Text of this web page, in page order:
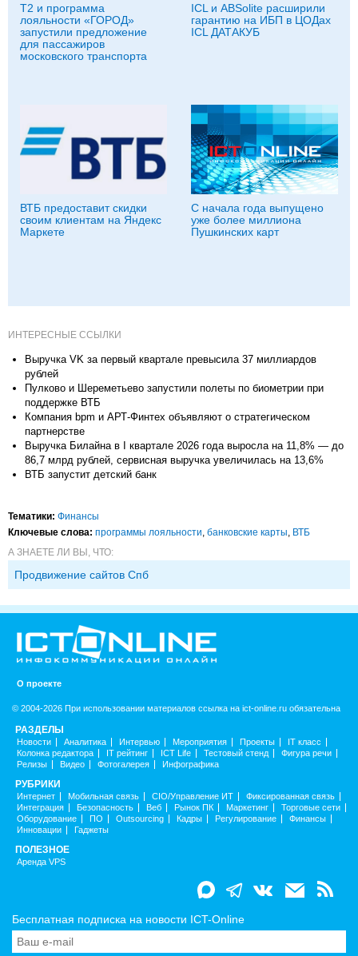
Т2 и программа
лояльности «ГОРОД»
запустили предложение
для пассажиров
московского транспорта
ICL и ABSolite расширили
гарантию на ИБП в ЦОДах
ICL ДАТАКУБ
ВТБ предоставит скидки
своим клиентам на Яндекс
Маркете
С начала года выпущено
уже более миллиона
Пушкинских карт
ИНТЕРЕСНЫЕ ССЫЛКИ
Выручка VK за первый квартале превысила 37 миллиардов
рублей
Пулково и Шереметьево запустили полеты по биометрии при
поддержке ВТБ
Компания bpm и АРТ-Финтех объявляют о стратегическом
партнерстве
Выручка Билайна в I квартале 2026 года выросла на 11,8% — до
86,7 млрд рублей, сервисная выручка увеличилась на 13,6%
ВТБ запустит детский банк
Тематики: Финансы
Ключевые слова: программы лояльности, банковские карты, ВТБ
А ЗНАЕТЕ ЛИ ВЫ, ЧТО:
Продвижение сайтов Спб
О проекте
© 2004-2026 При использовании материалов ссылка на ict-online.ru обязательна
РАЗДЕЛЫ
Новости Аналитика Интервью Мероприятия Проекты
IT класс
Колонка редактора
IT рейтинг ICT Life Тестовый стенд
Фигура речи
Релизы
Видео Фотогалерея Инфографика
РУБРИКИ
Интернет Мобильная связь CIO/Управление ИТ
Фиксированная связь
Интеграция
Безопасность Веб Рынок ПК Маркетинг
Торговые сети
Оборудование
ПО Outsourcing Кадры Регулирование
Финансы
Инновации
Гаджеты
ПОЛЕЗНОЕ
Аренда VPS
Бесплатная подписка на новости ICT-Online